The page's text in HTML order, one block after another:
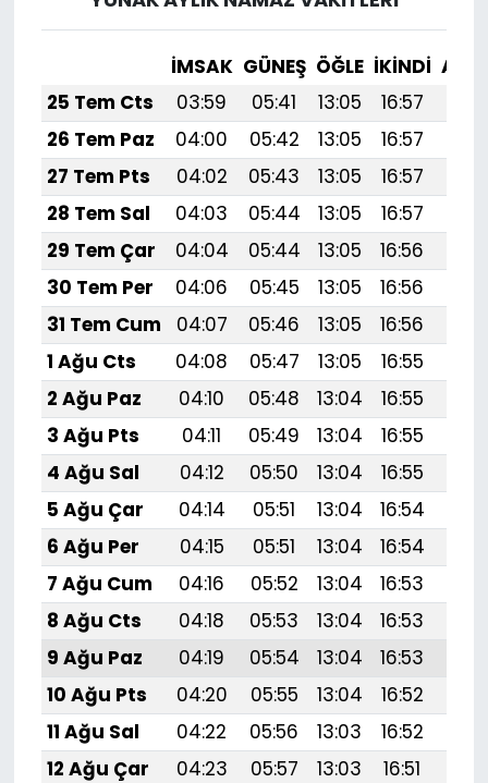
İMSAK GÜNEŞ ÖĞLE İKINDI
25 Tem Cts
03:59 05:41 13:05 16:57
26 Tem Paz
04:00 05:42 13:05 16:57
27 Tem Pts
04:02 05:43 13:05 16:57
28 Tem Sal
04:03 05:44 13:05 16:57
29 Tem Çar
04:04 05:44 13:05 16:56
30 Tem Per
04:06 05:45 13:05 16:56
31 Tem Cum
04:07 05:46 13:05 16:56
1 Ağu Cts
04:08 05:47 13:05 16:55
2 Ağu Paz
04:10 05:48 13:04 16:55
3 Ağu Pts
04:11 05:49 13:04 16:55
4 Ağu Sal
04:12 05:50 13:04 16:55
5 Ağu Çar
04:14 05:51 13:04 16:54
6 Ağu Per
04:15 05:51 13:04 16:54
7 Ağu Cum
04:16 05:52 13:04 16:53
8 Ağu Cts
04:18 05:53 13:04 16:53
9 Ağu Paz
04:19 05:54 13:04 16:53
10 Ağu Pts
04:20 05:55 13:04 16:52
11 Ağu Sal
04:22 05:56 13:03 16:52
12 Ağu Çar
04:23 05:57 13:03 16:51